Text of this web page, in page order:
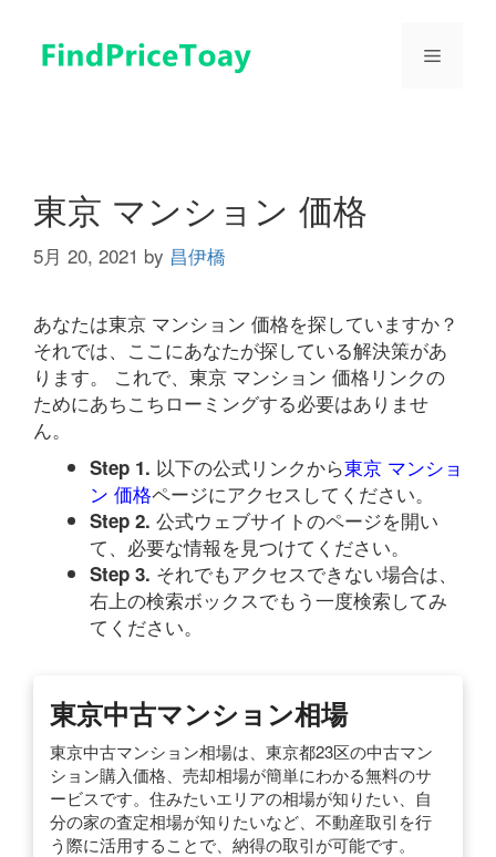
メ
東京 マンション 価格
5月 20, 2021 by 昌伊橋
あなたは東京 マンション 価格を探していますか？
それでは、ここにあなたが探している解決策があ
ります。 これで、東京 マンション 価格リンクの
ためにあちこちローミングする必要はありませ
ん。
Step 1. 以下の公式リンクから東京 マンショ
ン 価格ページにアクセスしてください。
Step 2. 公式ウェブサイトのページを開い
て、必要な情報を見つけてください。
Step 3. それでもアクセスできない場合は、
右上の検索ボックスでもう一度検索してみ
てください。
東京中古マンション相場
東京中古マンション相場は、東京都23区の中古マン
ション購入価格、売却相場が簡単にわかる無料のサ
ービスです。住みたいエリアの相場が知りたい、自
分の家の査定相場が知りたいなど、不動産取引を行
う際に活用することで、納得の取引が可能です。